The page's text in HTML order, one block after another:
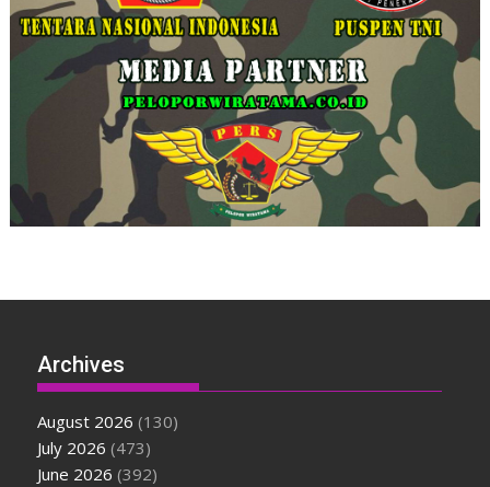
Archives
August 2026 (130)
July 2026 (473)
June 2026 (392)